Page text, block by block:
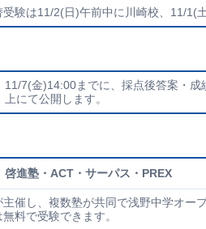
験は11/2(日)午前中に川崎校、11/1(
11/7(金)14:00までに、採点後答案・
上にて公開します。
啓進塾・ACT・サーパス・PREX
催し、複数塾が共同で浅野中学オー
料で受験できます。